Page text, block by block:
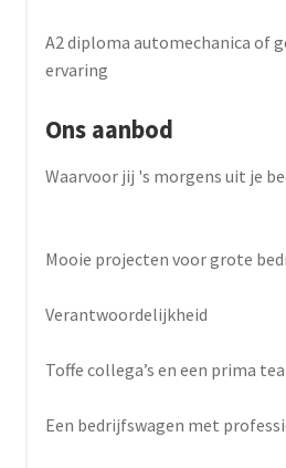
A2 diploma automechanica of
ervaring
Ons aanbod
Waarvoor jij 's morgens uit je
Mooie projecten voor grote
Verantwoordelijkheid
Toffe collega’s en een prima
Een bedrijfswagen met